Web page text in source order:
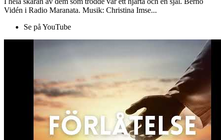
Vidén i Radio Maranata. Musik: Christina Imse...
Se på YouTube